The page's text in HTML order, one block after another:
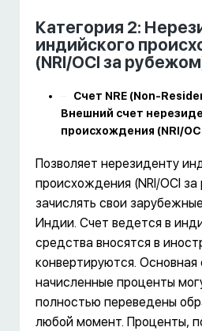
Категория 2:
индийского
(NRI/OCI за
Счет NRE (Non-
Внешний счет
происхождения (NRI/
Позволяет нерезиденту
происхождения (NRI/OCI
зачислять свои
Индии. Счет ведется в
средства вносятся в
конвертируются.
начисленные проценты
полностью переведены
любой момент. Проценты,